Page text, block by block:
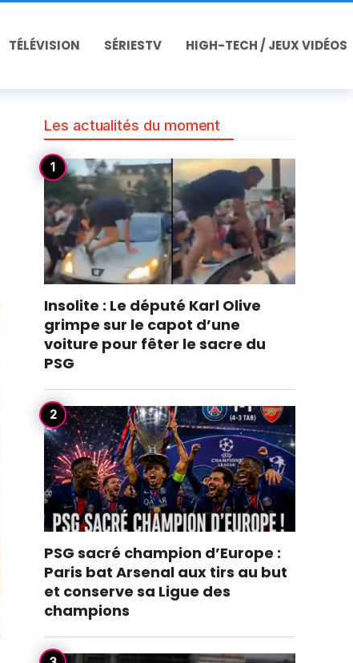
TÉLÉVISION SÉRIESTV HIGH-TECH / JEUX VIDÉOS
Les actualités du moment
Insolite : Le député Karl Olive
grimpe sur le capot d’une
voiture pour fêter le sacre du
PSG
PSG sacré champion d’Europe :
Paris bat Arsenal aux tirs au but
et conserve sa Ligue des
champions